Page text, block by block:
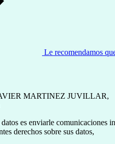
Le recomendamos
MARTINEZ JUVILLAR,
es enviarle comunicaciones
derechos sobre sus datos,